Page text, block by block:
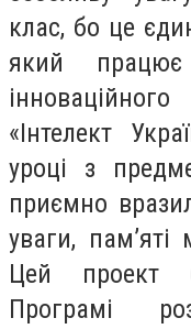
клас, бо це
який працює
«Інтелект
уроці з
приємно
уваги,
Цей проект
Програмі